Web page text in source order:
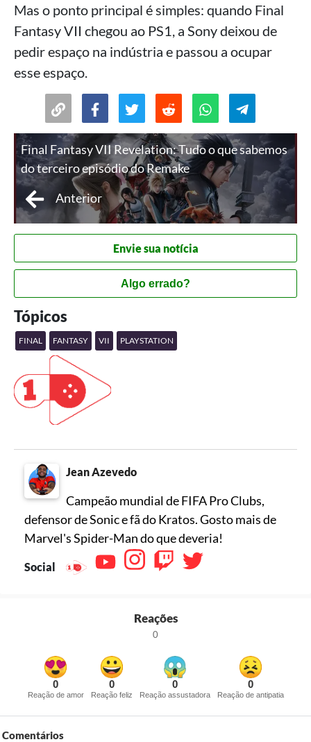
Mas o ponto principal é simples: quando Final
Fantasy VII chegou ao PS1, a Sony deixou de
pedir espaço na indústria e passou a ocupar
esse espaço.
Final Fantasy VII Revelation: Tudo o que sabemos
do terceiro episódio do Remake
Anterior
Envie sua notícia
Algo errado?
Tópicos
FINAL FANTASY VII PLAYSTATION
Jean Azevedo
Campeão mundial de FIFA Pro Clubs,
defensor de Sonic e fã do Kratos. Gosto mais de
Marvel's Spider-Man do que deveria!
Social
Reações
0
0
Reação de amor
0
Reação feliz
0
Reação assustadora
0
Reação de antipatia
Comentários